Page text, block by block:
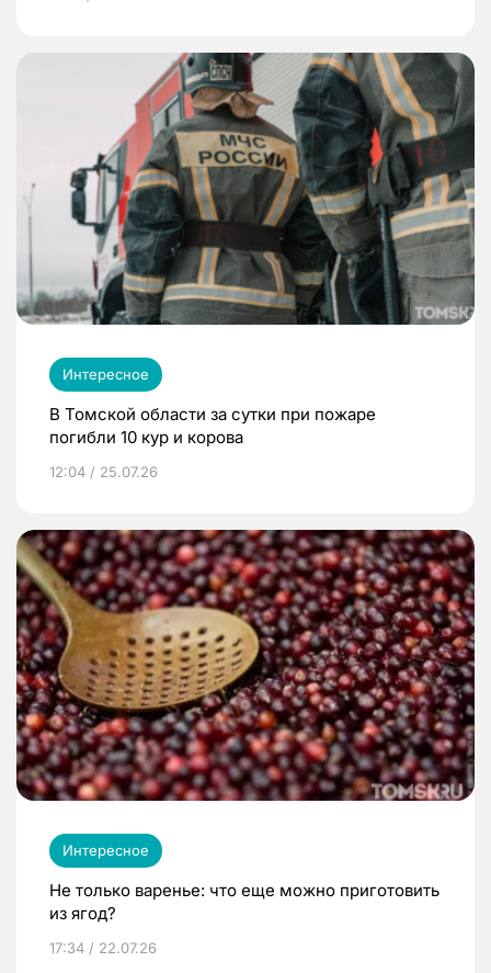
Интересное
В Томской области за сутки при пожаре
погибли 10 кур и корова
12:04 / 25.07.26
Интересное
Не только варенье: что еще можно приготовить
из ягод?
17:34 / 22.07.26